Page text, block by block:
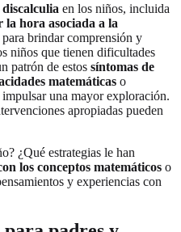
discalculia en los niños, incluida
hora asociada a la
brindar comprensión y
niños que tienen dificultades
patrón de estos síntomas de
matemáticas o
impulsar una mayor exploración.
apropiadas pueden
¿Qué estrategias le han
los conceptos matemáticos o
y experiencias con